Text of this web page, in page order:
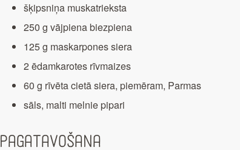
šķipsniņa muskatrieksta
250 g vājpiena biezpiena
125 g maskarpones siera
2 ēdamkarotes rīvmaizes
60 g rīvēta cietā siera, piemēram, Parmas
sāls, malti melnie pipari
Pagatavošana